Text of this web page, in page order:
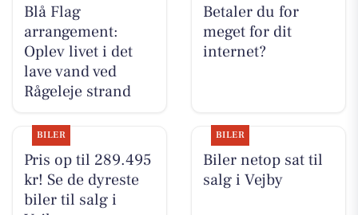
Blå Flag
arrangement:
Oplev livet i det
lave vand ved
Rågeleje strand
Betaler du for
meget for dit
internet?
BILER
Pris op til 289.495
kr! Se de dyreste
biler til salg i
BILER
Biler netop sat til
salg i Vejby